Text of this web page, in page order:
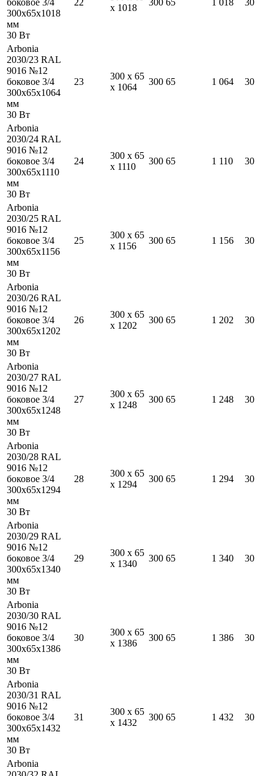
боковое 3/4
300x65x1018
мм
30 Вт
22
x 1018
300 65 1 018 30
Arbonia
2030/23 RAL
9016 №12
боковое 3/4
300x65x1064
мм
30 Вт
23
300 x 65
x 1064
300 65 1 064 30
Arbonia
2030/24 RAL
9016 №12
боковое 3/4
300x65x1110
мм
30 Вт
24
300 x 65
x 1110
300 65 1 110 30
Arbonia
2030/25 RAL
9016 №12
боковое 3/4
300x65x1156
мм
30 Вт
25
300 x 65
x 1156
300 65 1 156 30
Arbonia
2030/26 RAL
9016 №12
боковое 3/4
300x65x1202
мм
30 Вт
26
300 x 65
x 1202
300 65 1 202 30
Arbonia
2030/27 RAL
9016 №12
боковое 3/4
300x65x1248
мм
30 Вт
27
300 x 65
x 1248
300 65 1 248 30
Arbonia
2030/28 RAL
9016 №12
боковое 3/4
300x65x1294
мм
30 Вт
28
300 x 65
x 1294
300 65 1 294 30
Arbonia
2030/29 RAL
9016 №12
боковое 3/4
300x65x1340
мм
30 Вт
29
300 x 65
x 1340
300 65 1 340 30
Arbonia
2030/30 RAL
9016 №12
боковое 3/4
300x65x1386
мм
30 Вт
30
300 x 65
x 1386
300 65 1 386 30
Arbonia
2030/31 RAL
9016 №12
боковое 3/4
300x65x1432
мм
30 Вт
31
300 x 65
x 1432
300 65 1 432 30
Arbonia